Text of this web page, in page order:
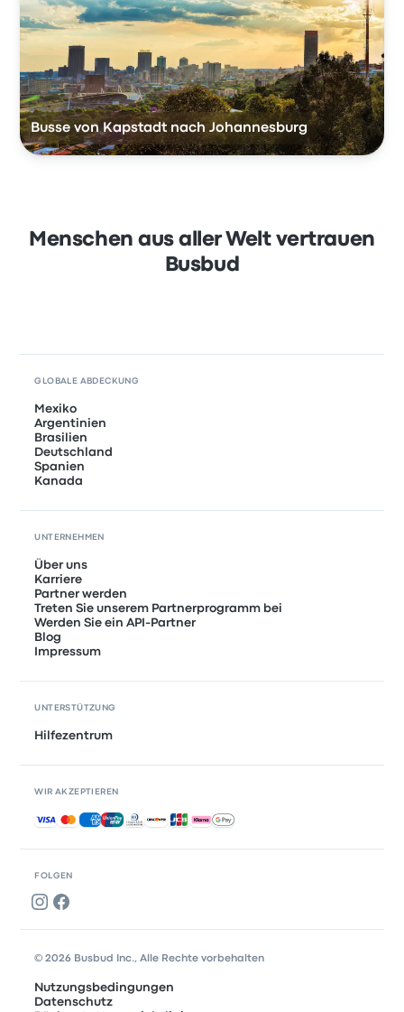
Busse von Kapstadt nach Johannesburg
Menschen aus aller Welt vertrauen
Busbud
FOLGEN
GLOBALE ABDECKUNG
Mexiko
Argentinien
Brasilien
Deutschland
Spanien
Kanada
UNTERNEHMEN
Über uns
Karriere
Partner werden
Treten Sie unserem Partnerprogramm bei
Werden Sie ein API-Partner
Blog
Impressum
UNTERSTÜTZUNG
Hilfezentrum
WIR AKZEPTIEREN
Akzeptierte Zahlungsmethoden
© 2026 Busbud Inc., Alle Rechte vorbehalten
Nutzungsbedingungen
Datenschutz